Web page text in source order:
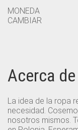
VARIANTES.
LAS
EN
PÁGINA
DE
PRODUCTO
MONEDA
CAMBIAR
Acerca
La idea de la ropa
necesidad.
nosotros mismos.